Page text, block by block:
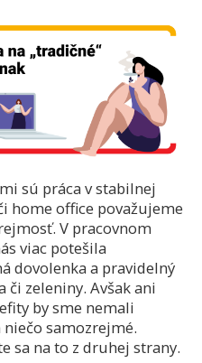
sú práca v stabilnej
home office považujeme
V pracovnom
viac potešila
dovolenka a pravidelný
či zeleniny. Avšak ani
by sme nemali
niečo samozrejmé.
sa na to z druhej strany.